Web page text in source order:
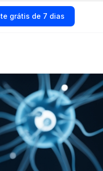
Start Free Trial